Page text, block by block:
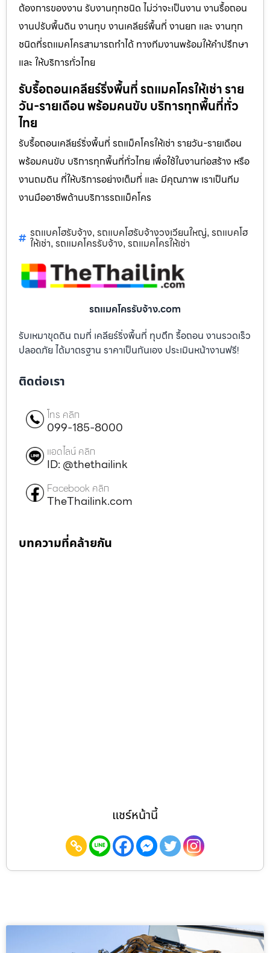
ต้องการของงาน รับงานทุกชนิด ไม่ว่าจะเป็นงาน งานรื้อถอน
งานปรับพื้นดิน งานทุบ งานเคลียร์พื้นที่ งานยก และ งานทุก
ชนิดที่รถแมคโครสามารถทำได้ ทางทีมงานพร้อมให้คำปรึกษา
และ ให้บริการทั่วไทย
รับรื้อถอนเคลียร์ริ่งพื้นที่ รถแมคโครให้เช่า ราย
วัน-รายเดือน พร้อมคนขับ บริการทุกพื้นที่ทั่ว
ไทย
รับรื้อถอนเคลียร์ริ่งพื้นที่ รถแม็คโครให้เช่า รายวัน-รายเดือน
พร้อมคนขับ บริการทุกพื้นที่ทั่วไทย เพื่อใช้ในงานก่อสร้าง หรือ
งานถมดิน ที่ให้บริการอย่างเต็มที่ และ มีคุณภาพ เราเป็นทีม
งานมืออาชีพด้านบริการรถแม็คโคร
รถแบคโฮรับจ้าง, รถแบคโฮรับจ้างวงเวียนใหญ่, รถแบคโฮ
ให้เช่า, รถแมคโครรับจ้าง, รถแมคโครให้เช่า
รถแมคโครรับจ้าง.com
รับเหมาขุดดิน ถมที่ เคลียร์ริ่งพื้นที่ ทุบตึก รื้อถอน งานรวดเร็ว
ปลอดภัย ได้มาตรฐาน ราคาเป็นกันเอง ประเมินหน้างานฟรี!
ติดต่อเรา
โทร คลิก
099-185-8000
แอดไลน์ คลิก
ID: @thethailink
Facebook คลิก
TheThailink.com
บทความที่คล้ายกัน
แชร์หน้านี้